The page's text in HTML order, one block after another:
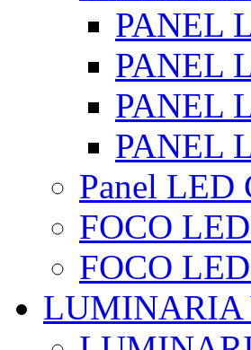
PANEL
PANEL
PANEL
PANEL
Panel LED
FOCO
FOCO